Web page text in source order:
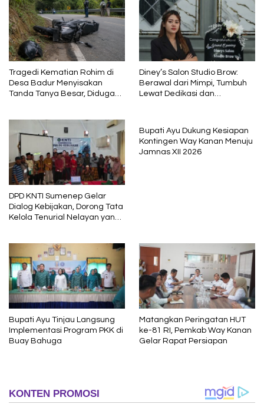
Tragedi Kematian Rohim di
Desa Badur Menyisakan
Tanda Tanya Besar, Diduga
Diney’s Salon Studio Brow:
Berawal dari Mimpi, Tumbuh
Lewat Dedikasi dan
DPD KNTI Sumenep Gelar
Dialog Kebijakan, Dorong Tata
Kelola Tenurial Nelayan yang
Bupati Ayu Dukung Kesiapan
Kontingen Way Kanan Menuju
Jamnas XII 2026
Bupati Ayu Tinjau Langsung
Implementasi Program PKK di
Buay Bahuga
Matangkan Peringatan HUT
ke-81 RI, Pemkab Way Kanan
Gelar Rapat Persiapan